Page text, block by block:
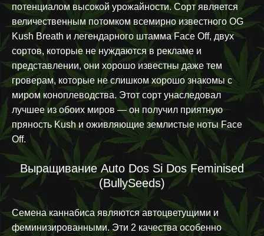
потенциалом высокой урожайности. Сорт является
величественным потомком всемирно известного OG
Kush Breath и легендарного штамма Face Off, двух
сортов, которые не нуждаются в рекламе и
представлении, они хорошо известны даже тем
гроверам, которые не слишком хорошо знакомы с
миром коноплеводства. Этот сорт унаследовал
лучшее из обоих миров — он получил приятную
пряность Kush и оживляющие землистые ноты Face
Off.
Выращивание Auto Dos Si Dos Feminised
(BullySeeds)
Семена каннабиса являются автоцветущими и
феминизированными. Эти 2 качества особенно